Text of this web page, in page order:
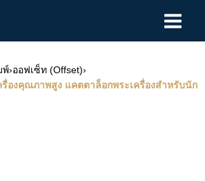
พ์›ออฟเซ็ท (Offset)›
องคุณภาพสูง แคตตาล็อกพระเครื่องสำหรับนัก